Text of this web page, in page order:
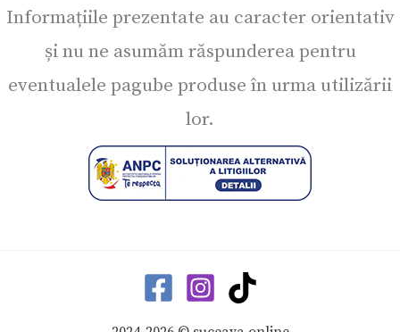
Informațiile prezentate au caracter orientativ
și nu ne asumăm răspunderea pentru
eventualele pagube produse în urma utilizării
lor.